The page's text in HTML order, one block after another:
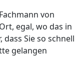
von
egal, wo das in
Sie so schnell
gelangen